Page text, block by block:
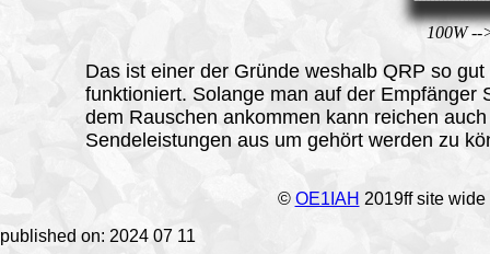
100W --
Das ist einer der Gründe weshalbQRP so gut
funktioniert. Solange man auf der Empfänger
dem Rauschen ankommen kann reichen
Sendeleistungen aus um gehört werden zu
© OE1IAH 2019ff site
published on: 2024 07 11